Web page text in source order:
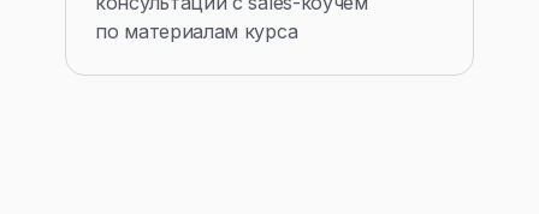
по материалам курса